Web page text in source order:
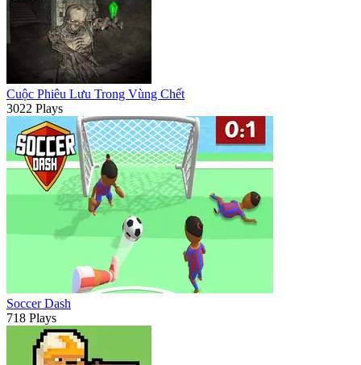
Cuộc Phiêu Lưu Trong Vùng Chết
3022 Plays
Soccer Dash
718 Plays